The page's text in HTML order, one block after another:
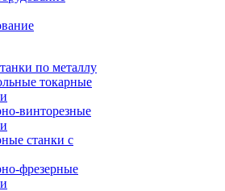
по металлу
токарные
винторезные
станки с
фрезерные